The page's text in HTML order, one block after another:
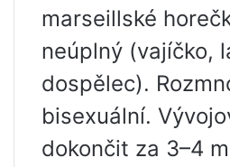
marseillské
neúplný (vajíčko,
dospělec).
bisexuální.
dokončit za 3–4